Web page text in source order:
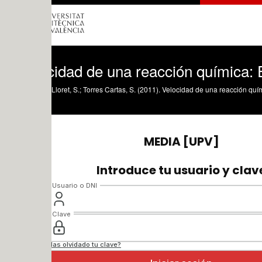
de una reacción química: Efecto